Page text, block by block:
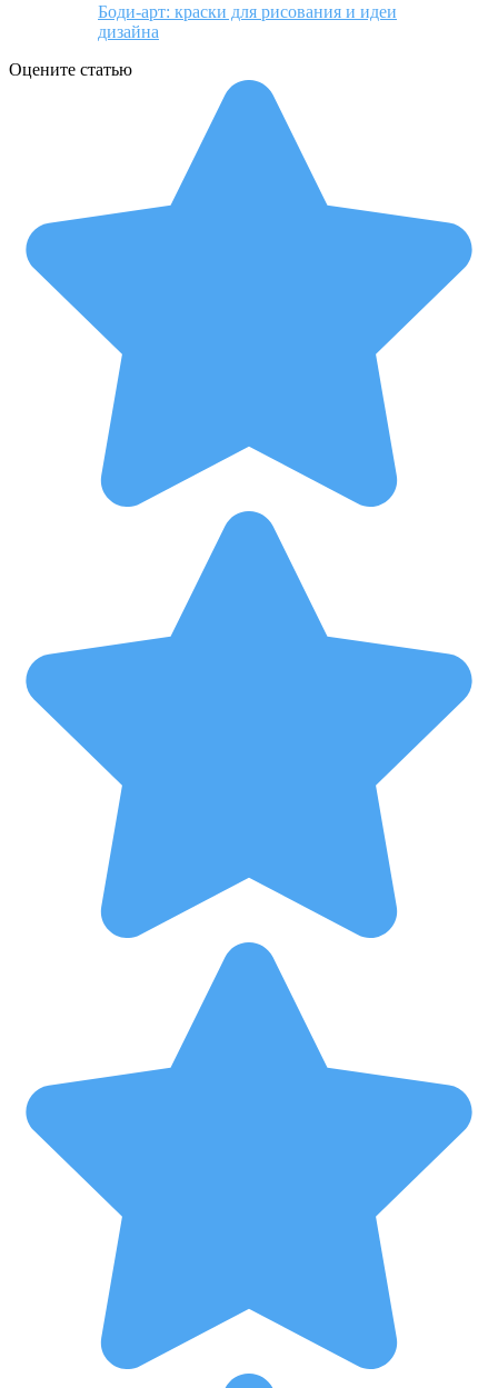
Боди-арт: краски для рисования и идеи
дизайна
Оцените статью